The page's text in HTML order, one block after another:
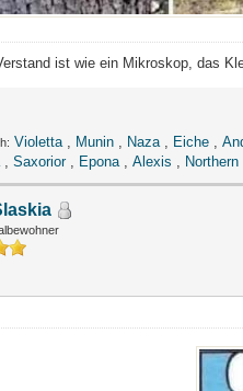
ist wie ein Mikroskop, das
Violetta, Munin , Naza, Eiche ,
, Saxorior, Epona, Alexis , Northern